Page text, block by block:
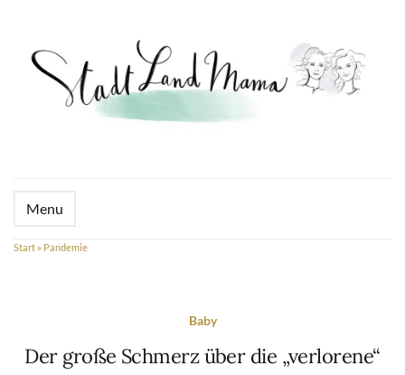
Menu
Start » Pandemie
Baby
Der große Schmerz über die „verlorene“